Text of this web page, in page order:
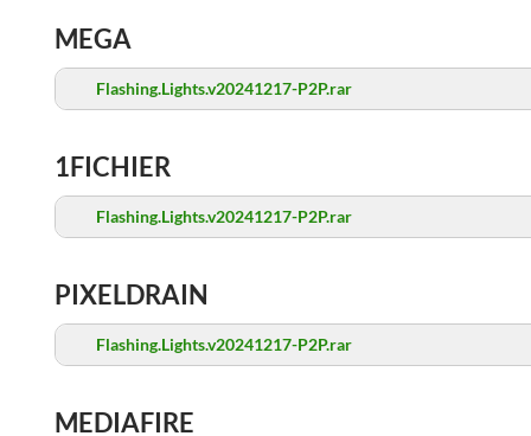
MEGA
Flashing.Lights.v20241217-P2P.rar
1FICHIER
Flashing.Lights.v20241217-P2P.rar
PIXELDRAIN
Flashing.Lights.v20241217-P2P.rar
MEDIAFIRE